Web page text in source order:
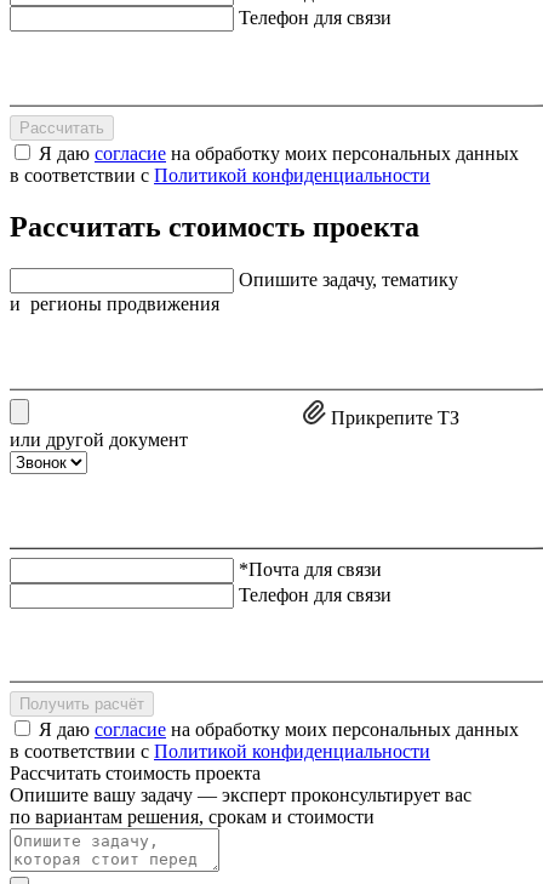
Телефон для связи
Рассчитать
Я даю согласие на обработку моих персональных данных
в соответствии с Политикой конфиденциальности
Рассчитать стоимость проекта
Опишите задачу, тематику
и регионы продвижения
Прикрепите ТЗ
или другой документ
*Почта для связи
Телефон для связи
Получить расчёт
Я даю согласие на обработку моих персональных данных
в соответствии с Политикой конфиденциальности
Рассчитать стоимость проекта
Опишите вашу задачу — эксперт проконсультирует вас
по вариантам решения, срокам и стоимости